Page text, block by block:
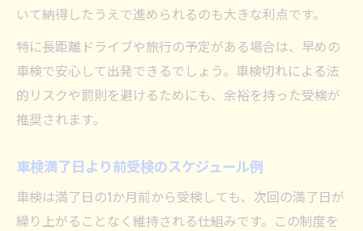
いて納得したうえで進められるのも大きな利点です。
特に長距離ドライブや旅行の予定がある場合は、早めの
車検で安心して出発できるでしょう。車検切れによる法
的リスクや罰則を避けるためにも、余裕を持った受検が
推奨されます。
車検満了日より前受検のスケジュール例
車検は満了日の1か月前から受検しても、次回の満了日が
繰り上がることなく維持される仕組みです。この制度を